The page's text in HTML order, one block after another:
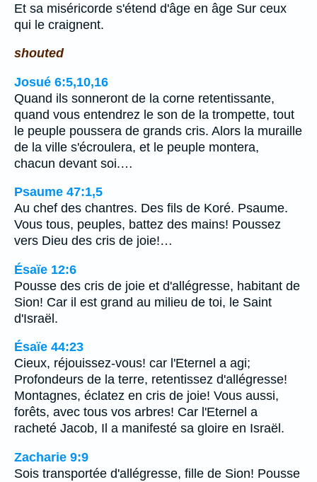
Et sa miséricorde s'étend d'âge en âge Sur ceux
qui le craignent.
shouted
Josué 6:5,10,16
Quand ils sonneront de la corne retentissante,
quand vous entendrez le son de la trompette, tout
le peuple poussera de grands cris. Alors la muraille
de la ville s'écroulera, et le peuple montera,
chacun devant soi.…
Psaume 47:1,5
Au chef des chantres. Des fils de Koré. Psaume.
Vous tous, peuples, battez des mains! Poussez
vers Dieu des cris de joie!…
Ésaïe 12:6
Pousse des cris de joie et d'allégresse, habitant de
Sion! Car il est grand au milieu de toi, le Saint
d'Israël.
Ésaïe 44:23
Cieux, réjouissez-vous! car l'Eternel a agi;
Profondeurs de la terre, retentissez d'allégresse!
Montagnes, éclatez en cris de joie! Vous aussi,
forêts, avec tous vos arbres! Car l'Eternel a
racheté Jacob, Il a manifesté sa gloire en Israël.
Zacharie 9:9
Sois transportée d'allégresse, fille de Sion! Pousse